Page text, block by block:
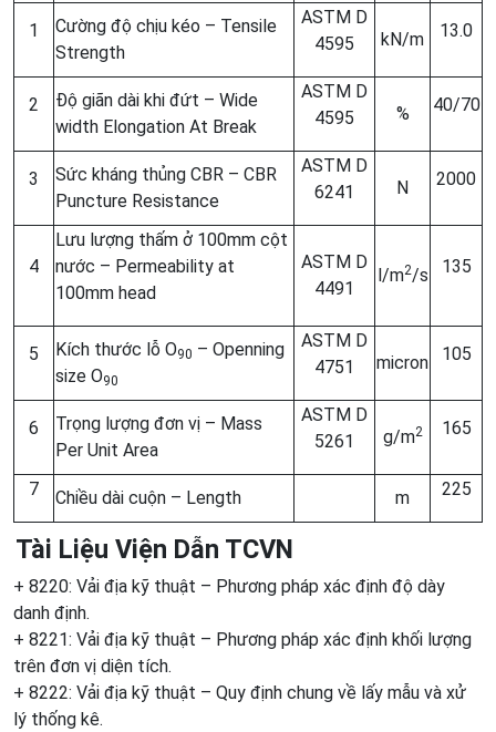
1
Cường độ chịu kéo – Tensile
Strength
ASTM D
4595
kN/m 13.0
2
Độ giãn dài khi đứt – Wide
width Elongation At Break
ASTM D
4595
% 40/70
3
Sức kháng thủng CBR – CBR
Puncture Resistance
ASTM D
6241
N 2000
4
Lưu lượng thấm ở 100mm cột
nước – Permeability at
100mm head
ASTM D
4491
l/m2/s 135
5 Kích thước lỗ O90 – Openning
size O90
ASTM D
4751
micron 105
6
Trọng lượng đơn vị – Mass
Per Unit Area
ASTM D
5261
g/m2 165
7 Chiều dài cuộn – Length m 225
Tài Liệu Viện Dẫn TCVN
+ 8220: Vải địa kỹ thuật – Phương pháp xác định độ dày
danh định.
+ 8221: Vải địa kỹ thuật – Phương pháp xác định khối lượng
trên đơn vị diện tích.
+ 8222: Vải địa kỹ thuật – Quy định chung về lấy mẫu và xử
lý thống kê.